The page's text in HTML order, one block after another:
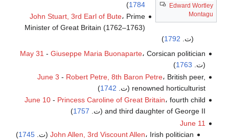
Edward Wortley
Montagu
1784
)
John Stuart, 3rd Earl of Bute، Prime
Minister of Great Britain (1762–1763)
(ت. 1792
)
May 31 - Giuseppe Maria Buonaparte، Corsican politician
(ت. 1763
)
June 3 - Robert Petre, 8th Baron Petre، British peer,
renowned horticulturist (ت.
1742
)
June 10- Princess Caroline of Great Britain، fourth child
and third daughter of George II (ت.
1757
)
June 11
John Allen, 3rd Viscount Allen، Irish politician (ت. 1745
)